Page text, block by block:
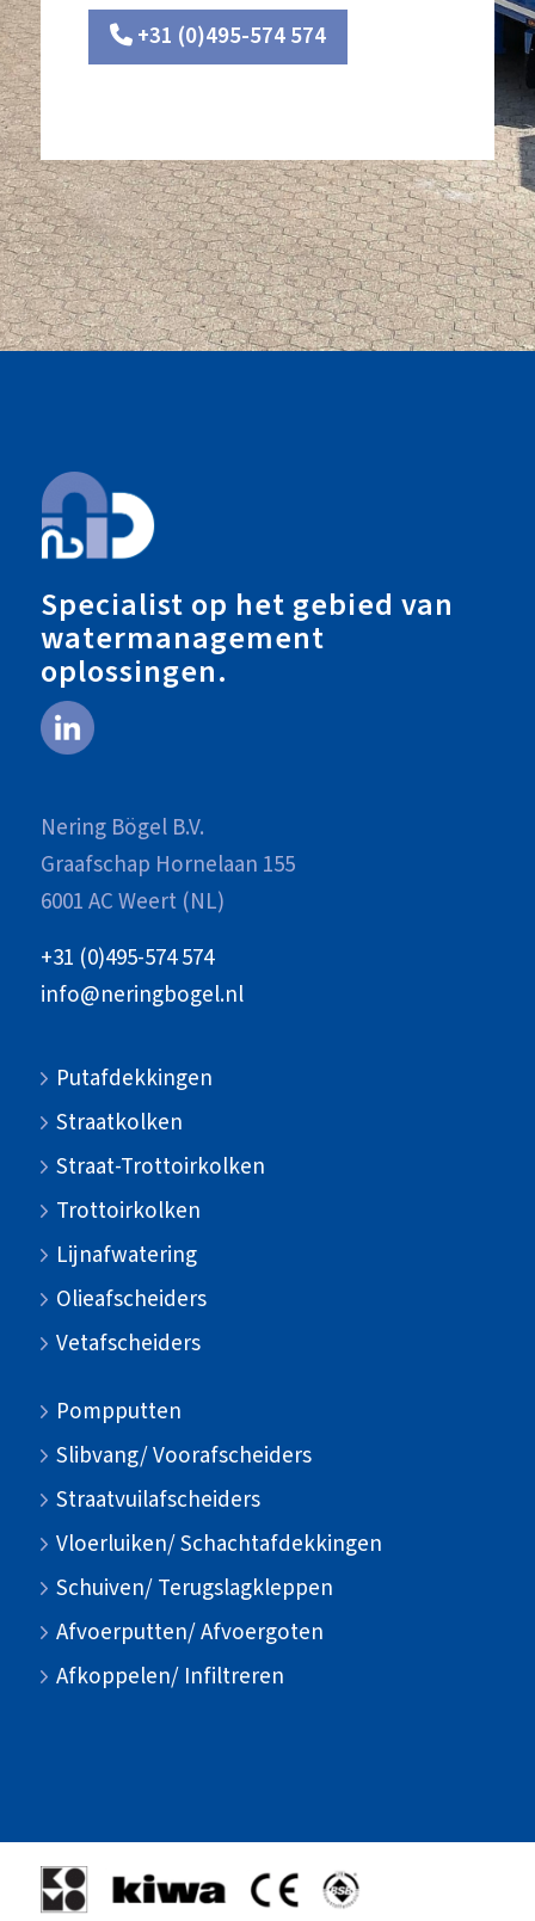
+31 (0)495-574 574
Specialist op het gebied van
watermanagement
oplossingen.
Nering Bögel B.V.
Graafschap Hornelaan 155
6001 AC Weert (NL)
+31 (0)495-574 574
info@neringbogel.nl
Putafdekkingen
Straatkolken
Straat-Trottoirkolken
Trottoirkolken
Lijnafwatering
Olieafscheiders
Vetafscheiders
Pompputten
Slibvang/ Voorafscheiders
Straatvuilafscheiders
Vloerluiken/ Schachtafdekkingen
Schuiven/ Terugslagkleppen
Afvoerputten/ Afvoergoten
Afkoppelen/ Infiltreren